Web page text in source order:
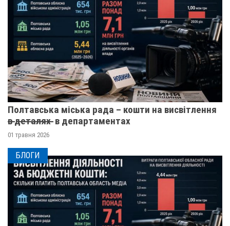
Полтавська міська рада – кошти на висвітлення
в̶ ̶д̶е̶т̶а̶л̶я̶х̶ ̶ в департаментах
01 травня 2026
БЛОГИ